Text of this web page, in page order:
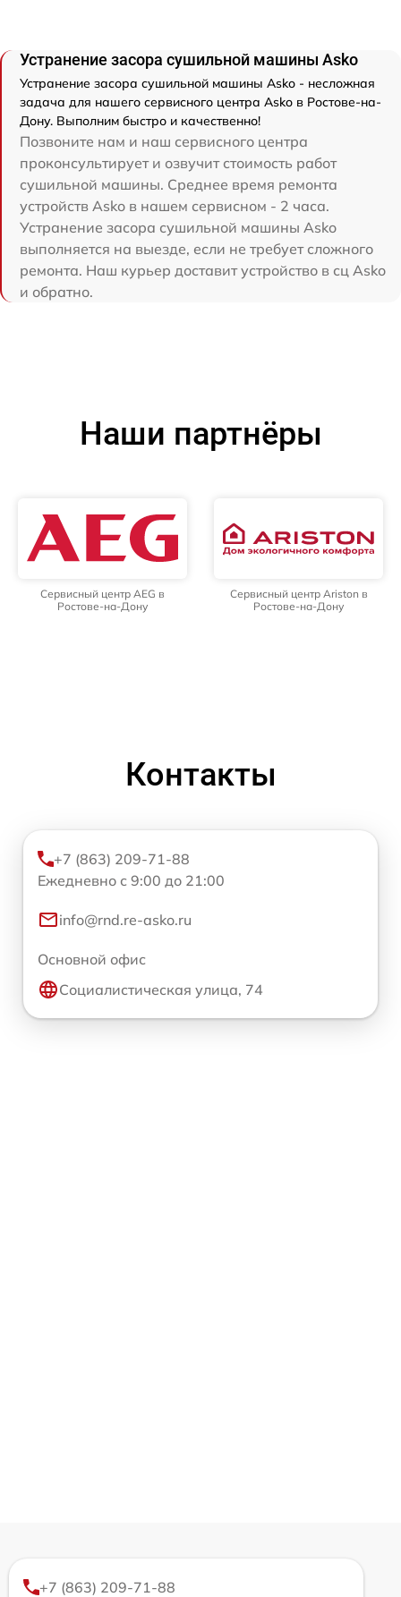
Устранение засора сушильной машины Asko
Устранение засора сушильной машины Asko - несложная
задача для нашего сервисного центра Asko в Ростове-на-
Дону. Выполним быстро и качественно!
Позвоните нам и наш сервисного центра
проконсультирует и озвучит стоимость работ
сушильной машины. Среднее время ремонта
устройств Asko в нашем сервисном - 2 часа.
Устранение засора сушильной машины Asko
выполняется на выезде, если не требует сложного
ремонта. Наш курьер доставит устройство в сц Asko
и обратно.
Наши партнёры
Сервисный центр AEG в
Ростове-на-Дону
Сервисный центр Ariston в
Ростове-на-Дону
Контакты
+7 (863) 209-71-88
Ежедневно с 9:00 до 21:00
info@rnd.re-asko.ru
Основной офис
Социалистическая улица, 74
+7 (863) 209-71-88